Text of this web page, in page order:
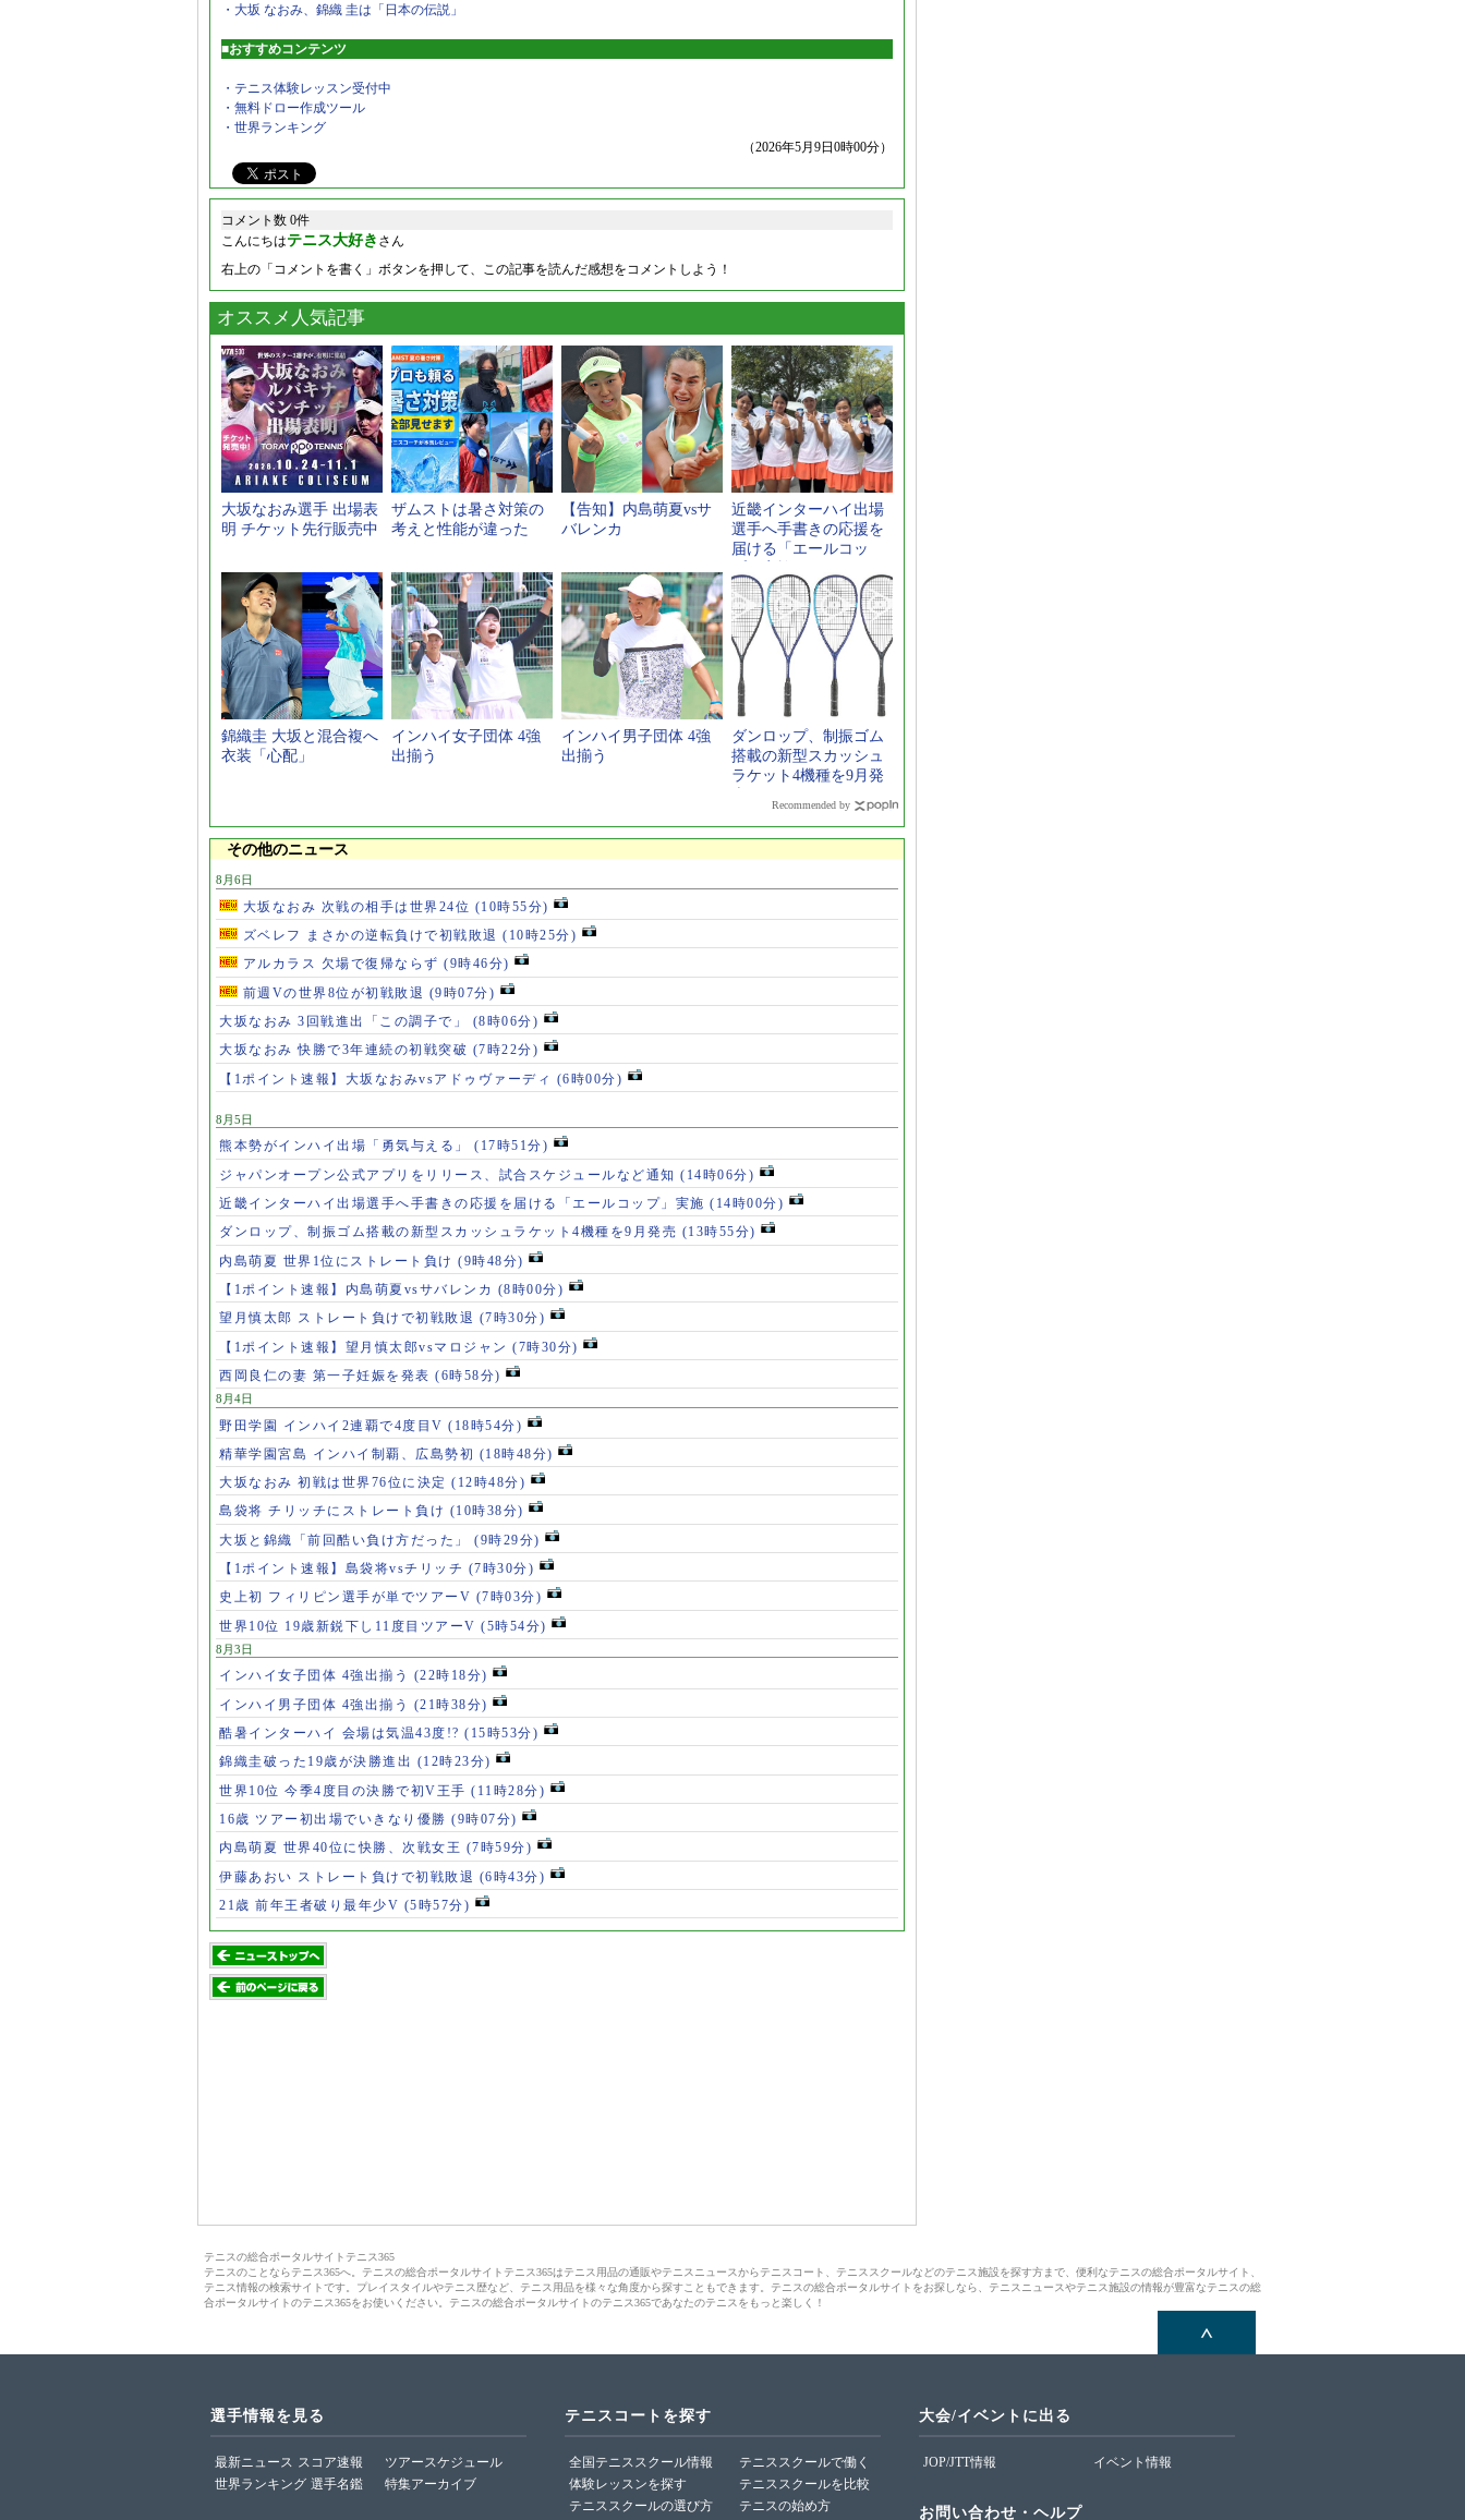
・大坂 なおみ、錦織 圭は「日本の伝説」
■おすすめコンテンツ
・テニス体験レッスン受付中
・無料ドロー作成ツール
・世界ランキング
（2026年5月9日0時00分）
コメント数 0件
こんにちはテニス大好き さん
右上の「コメントを書く」ボタンを押して、この記事を読んだ感想をコメントしよう！
オススメ人気記事
大坂なおみ選手 出場表
明 チケット先行販売中
ザムストは暑さ対策の
考えと性能が違った
【告知】内島萌夏vsサ
バレンカ
近畿インターハイ出場
選手へ手書きの応援を
届ける「エールコッ
錦織圭 大坂と混合複へ
衣装「心配」
インハイ女子団体 4強
出揃う
インハイ男子団体 4強
出揃う
ダンロップ、制振ゴム
搭載の新型スカッシュ
ラケット4機種を9月発
Recommended by
その他のニュース
8月6日
大坂なおみ 次戦の相手は世界24位 (10時55分)
ズベレフ まさかの逆転負けで初戦敗退 (10時25分)
アルカラス 欠場で復帰ならず (9時46分)
前週Vの世界8位が初戦敗退 (9時07分)
大坂なおみ 3回戦進出「この調子で」 (8時06分)
大坂なおみ 快勝で3年連続の初戦突破 (7時22分)
【1ポイント速報】大坂なおみvsアドゥヴァーディ (6時00分)
8月5日
熊本勢がインハイ出場「勇気与える」 (17時51分)
ジャパンオープン公式アプリをリリース、試合スケジュールなど通知 (14時06分)
近畿インターハイ出場選手へ手書きの応援を届ける「エールコップ」実施 (14時00分)
ダンロップ、制振ゴム搭載の新型スカッシュラケット4機種を9月発売 (13時55分)
内島萌夏 世界1位にストレート負け (9時48分)
【1ポイント速報】内島萌夏vsサバレンカ (8時00分)
望月慎太郎 ストレート負けで初戦敗退 (7時30分)
【1ポイント速報】望月慎太郎vsマロジャン (7時30分)
西岡良仁の妻 第一子妊娠を発表 (6時58分)
8月4日
野田学園 インハイ2連覇で4度目V (18時54分)
精華学園宮島 インハイ制覇、広島勢初 (18時48分)
大坂なおみ 初戦は世界76位に決定 (12時48分)
島袋将 チリッチにストレート負け (10時38分)
大坂と錦織「前回酷い負け方だった」 (9時29分)
【1ポイント速報】島袋将vsチリッチ (7時30分)
史上初 フィリピン選手が単でツアーV (7時03分)
世界10位 19歳新鋭下し11度目ツアーV (5時54分)
8月3日
インハイ女子団体 4強出揃う (22時18分)
インハイ男子団体 4強出揃う (21時38分)
酷暑インターハイ 会場は気温43度!? (15時53分)
錦織圭破った19歳が決勝進出 (12時23分)
世界10位 今季4度目の決勝で初V王手 (11時28分)
16歳 ツアー初出場でいきなり優勝 (9時07分)
内島萌夏 世界40位に快勝、次戦女王 (7時59分)
伊藤あおい ストレート負けで初戦敗退 (6時43分)
21歳 前年王者破り最年少V (5時57分)
テニスの総合ポータルサイトテニス365
テニスのことならテニス365へ。テニスの総合ポータルサイトテニス365はテニス用品の通販やテニスニュースからテニスコート、テニススクールなどのテニス施設を探す方まで、便利なテニスの総合ポータルサイト、
テニス情報の検索サイトです。プレイスタイルやテニス歴など、テニス用品を様々な角度から探すこともできます。テニスの総合ポータルサイトをお探しなら、テニスニュースやテニス施設の情報が豊富なテニスの総
合ポータルサイトのテニス365をお使いください。テニスの総合ポータルサイトのテニス365であなたのテニスをもっと楽しく！
選手情報を見る
最新ニュース スコア速報
世界ランキング 選手名鑑
ツアースケジュール
特集アーカイブ
テニスコートを探す
全国テニススクール情報
体験レッスンを探す
テニススクールの選び方
テニススクールで働く
テニススクールを比較
テニスの始め方
大会/イベントに出る
JOP/JTT情報 イベント情報
お問い合わせ・ヘルプ